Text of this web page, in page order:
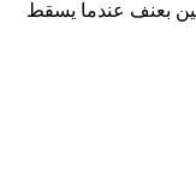
بعنف عندما يسقط